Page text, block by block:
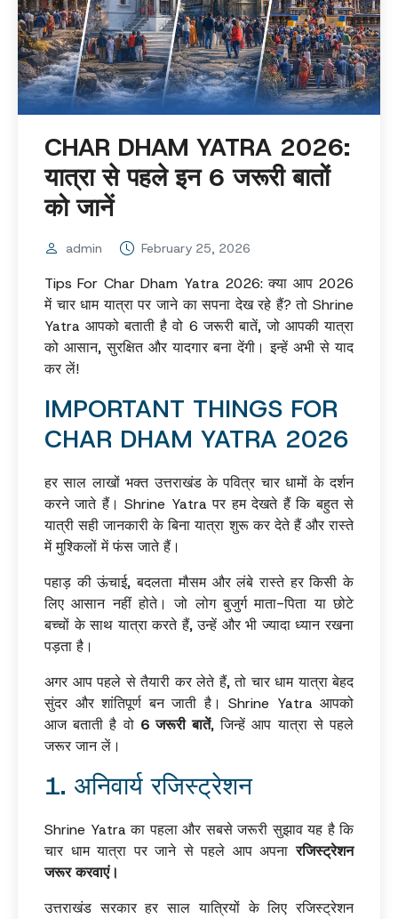
CHAR DHAM YATRA 2026:
यात्रा से पहले इन 6 जरूरी बातों
को जानें
admin February 25, 2026
Tips For Char Dham Yatra 2026: क्या आप 2026
में चार धाम यात्रा पर जाने का सपना देख रहे हैं? तो Shrine
Yatra आपको बताती है वो 6 जरूरी बातें, जो आपकी यात्रा
को आसान, सुरक्षित और यादगार बना देंगी। इन्हें अभी से याद
कर लें!
IMPORTANT THINGS FOR
CHAR DHAM YATRA 2026
हर साल लाखों भक्त उत्तराखंड के पवित्र चार धामों के दर्शन
करने जाते हैं। Shrine Yatra पर हम देखते हैं कि बहुत से
यात्री सही जानकारी के बिना यात्रा शुरू कर देते हैं और रास्ते
में मुश्किलों में फंस जाते हैं।
पहाड़ की ऊंचाई, बदलता मौसम और लंबे रास्ते हर किसी के
लिए आसान नहीं होते। जो लोग बुजुर्ग माता-पिता या छोटे
बच्चों के साथ यात्रा करते हैं, उन्हें और भी ज्यादा ध्यान रखना
पड़ता है।
अगर आप पहले से तैयारी कर लेते हैं, तो चार धाम यात्रा बेहद
सुंदर और शांतिपूर्ण बन जाती है। Shrine Yatra आपको
आज बताती है वो 6 जरूरी बातें, जिन्हें आप यात्रा से पहले
जरूर जान लें।
1. अनिवार्य रजिस्ट्रेशन
Shrine Yatra का पहला और सबसे जरूरी सुझाव यह है कि
चार धाम यात्रा पर जाने से पहले आप अपनारजिस्ट्रेशन
जरूर करवाएं।
उत्तराखंड सरकार हर साल यात्रियों के लिए रजिस्ट्रेशन